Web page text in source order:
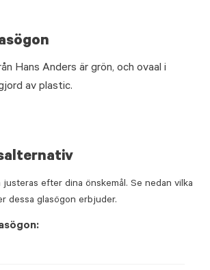
Hans Anders är grön, och ovaal i
av plastic.
justeras efter dina önskemål. Se nedan vilka
dessa glasögon erbjuder.